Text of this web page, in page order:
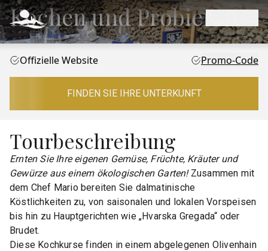
Kochen und Probieren
Offizielle Website Promo-Code
FINDEN SIE IHRE UNTERKUNFT
Tourbeschreibung
Ernten Sie Ihre eigenen Gemüse, Früchte, Kräuter und
Gewürze aus einem ökologischen Garten!Zusammen mit
dem Chef Mario bereiten Sie dalmatinische
Köstlichkeiten zu, von saisonalen und lokalen Vorspeisen
bis hin zu Hauptgerichten wie „Hvarska Gregada“ oder
Brudet.
Diese Kochkurse finden in einem abgelegenen Olivenhain